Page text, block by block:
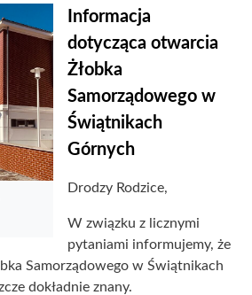
Informacja
dotycząca otwarcia
Żłobka
Samorządowego w
Świątnikach
Górnych
Drodzy Rodzice,
W związku z licznymi
pytaniami informujemy, że
Samorządowego w Świątnikach
dokładnie znany.